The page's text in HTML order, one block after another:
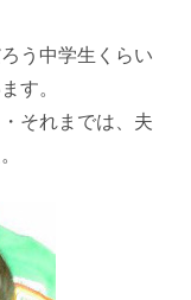
う中学生くらい
す。
それまでは、夫